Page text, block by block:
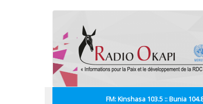
FM: Kinshasa 103.5 :: Bunia